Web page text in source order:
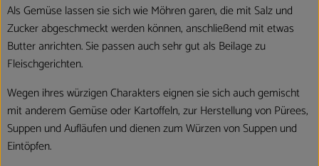
Als Gemüse lassen sie sich wie Möhren garen, die mit Salz und
Zucker abgeschmeckt werden können, anschließend mit etwas
Butter anrichten. Sie passen auch sehr gut als Beilage zu
Fleischgerichten.
Wegen ihres würzigen Charakters eignen sie sich auch gemischt
mit anderem Gemüse oder Kartoffeln, zur Herstellung von Pürees,
Suppen und Aufläufen und dienen zum Würzen von Suppen und
Eintöpfen.